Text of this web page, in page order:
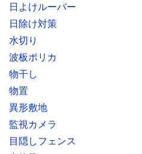
日よけルーバー
日除け対策
水切り
波板ポリカ
物干し
物置
異形敷地
監視カメラ
目隠しフェンス